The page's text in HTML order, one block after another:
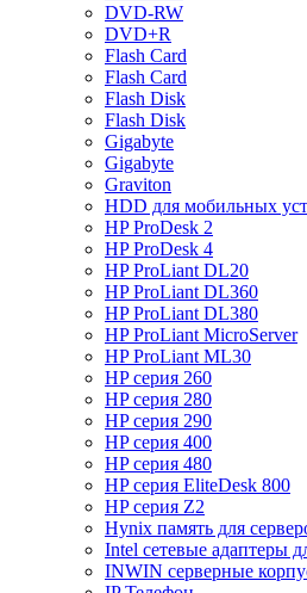
DVD-RW
DVD+R
Flash Card
Flash Card
Flash Disk
Flash Disk
Gigabyte
Gigabyte
Graviton
HDD для мобильных
HP ProDesk 2
HP ProDesk 4
HP ProLiant DL20
HP ProLiant DL360
HP ProLiant DL380
HP ProLiant MicroServer
HP ProLiant ML30
HP серия 260
HP серия 280
HP серия 290
HP серия 400
HP серия 480
HP серия EliteDesk 800
HP серия Z2
Hynix память для
Intel сетевые адаптеры
INWIN серверные